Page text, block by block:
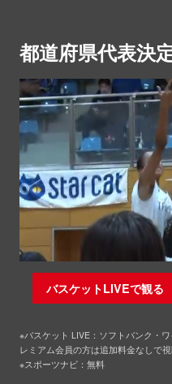
都道府県代表決
バスケットLIVEで観る
※バスケット LIVE：ソフトバンク・
レミアム会員の方は追加料金なしで
※スポーツナビ：無料